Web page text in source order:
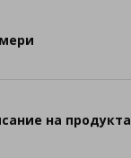
на продукта